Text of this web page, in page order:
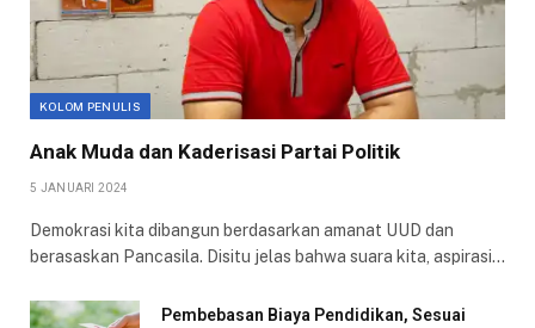
KOLOM PENULIS
Anak Muda dan Kaderisasi Partai Politik
5 JANUARI 2024
Demokrasi kita dibangun berdasarkan amanat UUD dan
berasaskan Pancasila. Disitu jelas bahwa suara kita, aspirasi…
Pembebasan Biaya Pendidikan, Sesuai